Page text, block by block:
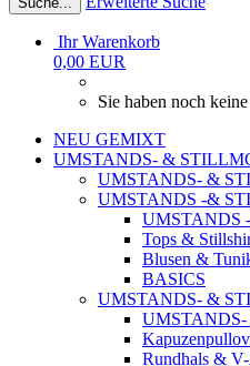
Ihr Warenkorb
0,00 EUR
Sie haben noch
NEU GEMIXT
UMSTANDS- &
UMSTANDS- &
UMSTANDS -&
UMSTANDS
Tops &
Blusen &
BASICS
UMSTANDS- &
Rundhals &